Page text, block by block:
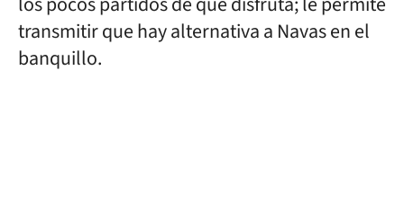
transmitir que hay alternativa a Navas en el
banquillo.